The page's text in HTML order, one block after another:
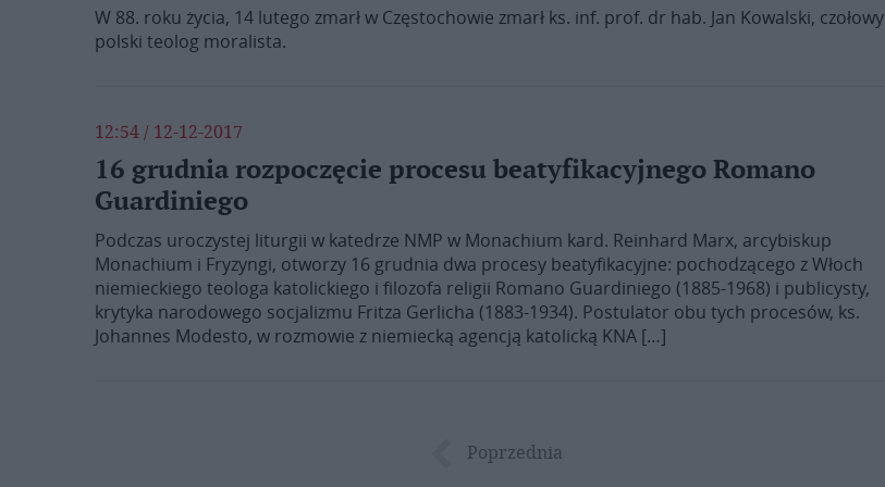
W 88. roku życia, 14 lutego zmarł w Częstochowie zmarł ks. inf. prof. dr hab. Jan Kowalski, czołowy
polski teolog moralista.
12:54 / 12-12-2017
16 grudnia rozpoczęcie procesu beatyfikacyjnego Romano
Guardiniego
Podczas uroczystej liturgii w katedrze NMP w Monachium kard. Reinhard Marx, arcybiskup
Monachium i Fryzyngi, otworzy 16 grudnia dwa procesy beatyfikacyjne: pochodzącego z Włoch
niemieckiego teologa katolickiego i filozofa religii Romano Guardiniego (1885-1968) i publicysty,
krytyka narodowego socjalizmu Fritza Gerlicha (1883-1934). Postulator obu tych procesów, ks.
Johannes Modesto, w rozmowie z niemiecką agencją katolicką KNA […]
Poprzednia